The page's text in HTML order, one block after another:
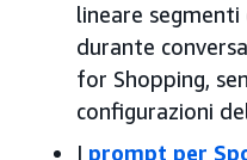
lineare
durante
for Shopping,
configurazioni
I prompt per